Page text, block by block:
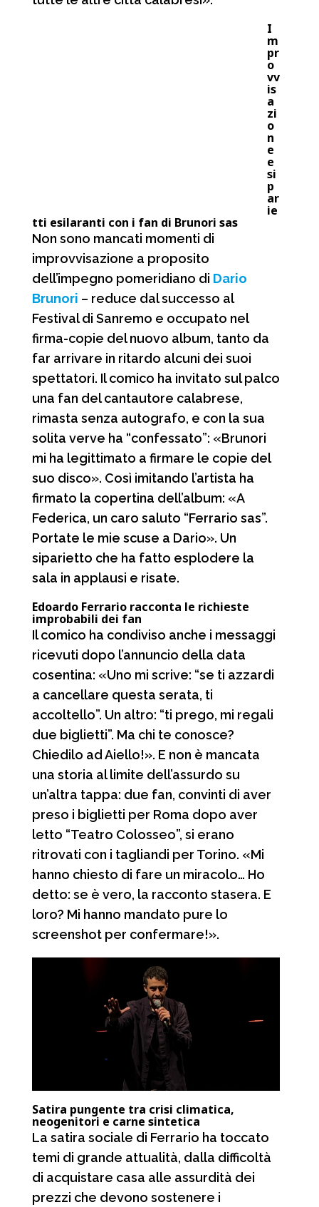
I
m
pr
o
vv
is
a
zi
o
n
e
e
si
p
ar
ie
tti esilaranti con i fan di Brunori sas
Non sono mancati momenti di
improvvisazione a proposito
dell’impegno pomeridiano di Dario
Brunori – reduce dal successo al
Festival di Sanremo e occupato nel
firma-copie del nuovo album, tanto da
far arrivare in ritardo alcuni dei suoi
spettatori. Il comico ha invitato sul palco
una fan del cantautore calabrese,
rimasta senza autografo, e con la sua
solita verve ha “confessato”: «Brunori
mi ha legittimato a firmare le copie del
suo disco». Così imitando l’artista ha
firmato la copertina dell’album: «A
Federica, un caro saluto “Ferrario sas”.
Portate le mie scuse a Dario». Un
siparietto che ha fatto esplodere la
sala in applausi e risate.
Edoardo Ferrario racconta le richieste
improbabili dei fan
Il comico ha condiviso anche i messaggi
ricevuti dopo l’annuncio della data
cosentina: «Uno mi scrive: “se ti azzardi
a cancellare questa serata, ti
accoltello”. Un altro: “ti prego, mi regali
due biglietti”. Ma chi te conosce?
Chiedilo ad Aiello!». E non è mancata
una storia al limite dell’assurdo su
un’altra tappa: due fan, convinti di aver
preso i biglietti per Roma dopo aver
letto “Teatro Colosseo”, si erano
ritrovati con i tagliandi per Torino. «Mi
hanno chiesto di fare un miracolo… Ho
detto: se è vero, la racconto stasera. E
loro? Mi hanno mandato pure lo
screenshot per confermare!».
Satira pungente tra crisi climatica,
neogenitori e carne sintetica
La satira sociale di Ferrario ha toccato
temi di grande attualità, dalla difficoltà
di acquistare casa alle assurdità dei
prezzi che devono sostenere i